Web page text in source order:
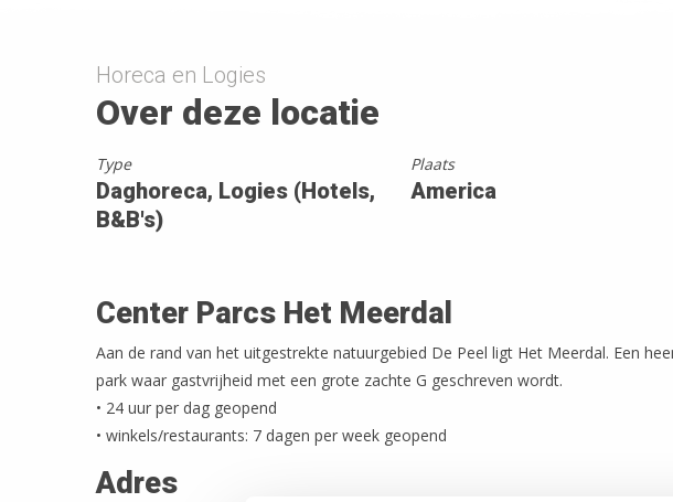
Horeca en Logies
Over deze locatie
Type
Daghoreca, Logies (Hotels,
B&B's)
Plaats
America
Center Parcs Het Meerdal
Aan de rand van het uitgestrekte natuurgebied De Peel ligt Het Meerdal. Een
park waar gastvrijheid met een grote zachte G geschreven wordt.
• 24 uur per dag geopend
• winkels/restaurants: 7 dagen per week geopend
Adres